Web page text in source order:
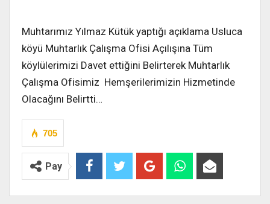
Muhtarımız Yılmaz Kütük yaptığı açıklama Usluca
köyü Muhtarlık Çalışma Ofisi Açılışına Tüm
köylülerimizi Davet ettiğini Belirterek Muhtarlık
Çalışma Ofisimiz Hemşerilerimizin Hizmetinde
Olacağını Belirtti…
705
Pay